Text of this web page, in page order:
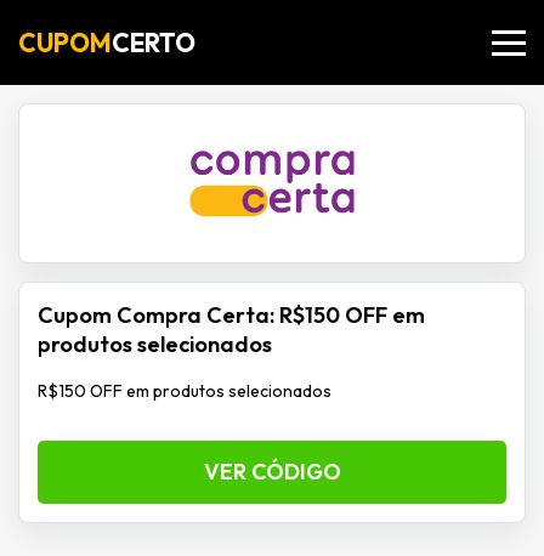
CUPOMCERTO
Cupom Compra Certa: R$150 OFF em
produtos selecionados
R$150 OFF em produtos selecionados
VER CÓDIGO